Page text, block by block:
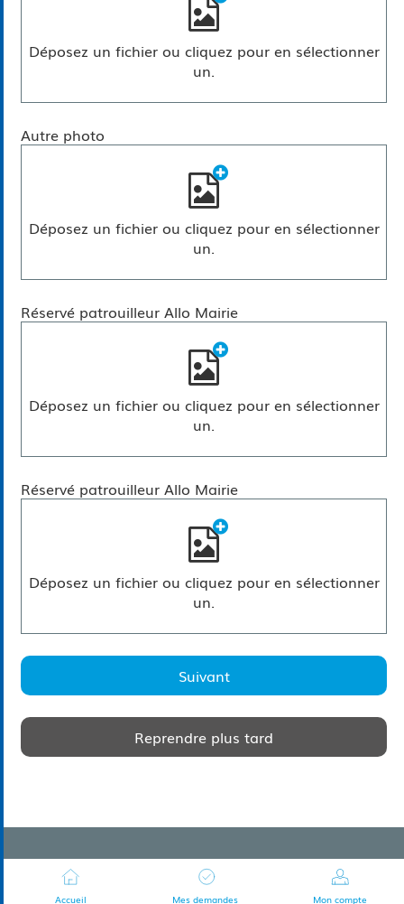
Accueil Mes demandes Mon compte
Déposez un fichier ou cliquez pour en sélectionner
un.
Autre photo
Déposez un fichier ou cliquez pour en sélectionner
un.
Réservé patrouilleur Allo Mairie
Déposez un fichier ou cliquez pour en sélectionner
un.
Réservé patrouilleur Allo Mairie
Déposez un fichier ou cliquez pour en sélectionner
un.
Suivant
Reprendre plus tard